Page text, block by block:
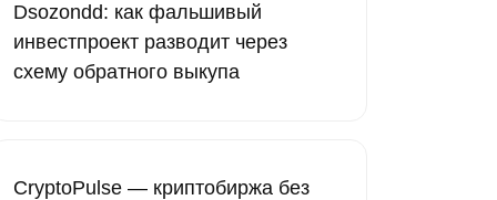
Dsozondd: как фальшивый
инвестпроект разводит через
схему обратного выкупа
CryptoPulse — криптобиржа без